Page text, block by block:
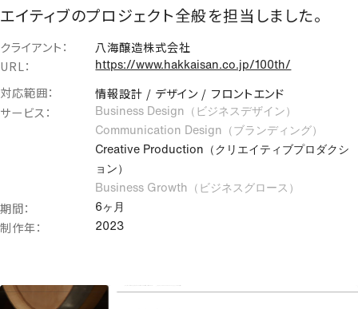
IR対策
ブランディング支援
ブランド戦略設計
CI、コンセプト・ネーミング開発
VI・ロゴ制作
ブランディングツール・グッズ制作
マーケティング・集客支援
調査・戦略立案
コアウェブバイタル改善
エイティブのプロジェクト全般を担当しました。
クライアント：
八海醸造株式会社
URL：
https://www.hakkaisan.co.jp/100th/
対応範囲：
情報設計 / デザイン / フロントエンド
サービス：
Business Design（ビジネスデザイン）
Communication Design（ブランディング）
Creative Production（クリエイティブプロダクシ
ョン）
Business Growth（ビジネスグロース）
期間： 6ヶ月
制作年： 2023